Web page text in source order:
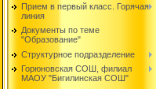
Прием в первый класс. Горячая
линия
Документы по теме
"Образование"
Структурное подразделение
Горюновская СОШ, филиал
МАОУ "Бигилинская СОШ"